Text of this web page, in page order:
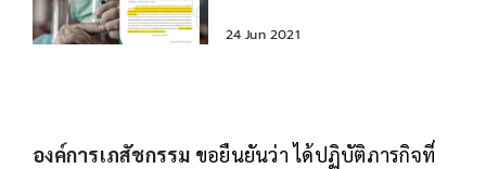
24 Jun 2021
องค์การเภสัชกรรม ขอยืนยันว่า ได้ปฏิบัติภารกิจที่